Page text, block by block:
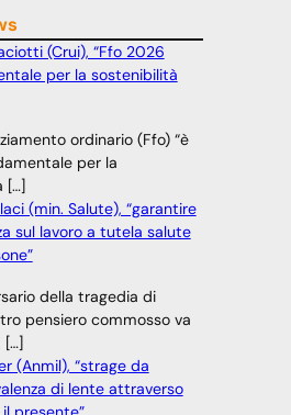
(Crui), “Ffo 2026
per la sostenibilità
ordinario (Ffo) “è
per la
[…]
(min. Salute), “garantire
sul lavoro a tutela salute
della tragedia di
pensiero commosso va
[…]
(Anmil), “strage da
di lente attraverso